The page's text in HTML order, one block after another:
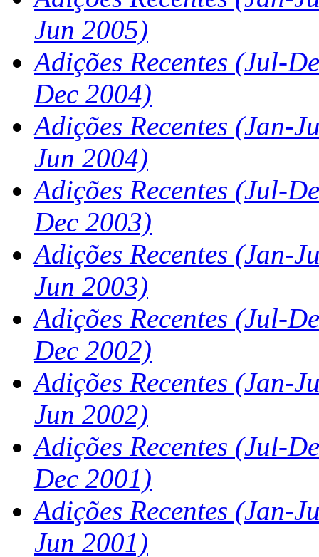
Jun 2005)
Adições Recentes (Jul-
Dec 2004)
Adições Recentes (Jan-
Jun 2004)
Adições Recentes (Jul-
Dec 2003)
Adições Recentes (Jan-
Jun 2003)
Adições Recentes (Jul-
Dec 2002)
Adições Recentes (Jan-
Jun 2002)
Adições Recentes (Jul-
Dec 2001)
Adições Recentes (Jan-
Jun 2001)